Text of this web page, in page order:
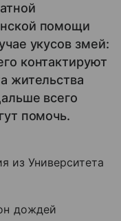
помощи
укусов змей:
контактируют
жительства
всего
помочь.
из Университета
дождей